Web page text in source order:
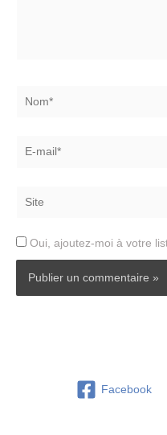
mail*
Oui, ajoutez-moi à votre
Facebook